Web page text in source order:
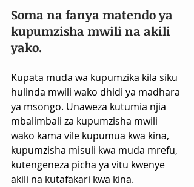
Soma na fanya matendo ya
kupumzisha mwili na akili
yako.
Kupata muda wa kupumzika kila siku
hulinda mwili wako dhidi ya madhara
ya msongo. Unaweza kutumia njia
mbalimbali za kupumzisha mwili
wako kama vile kupumua kwa kina,
kupumzisha misuli kwa muda mrefu,
kutengeneza picha ya vitu kwenye
akili na kutafakari kwa kina.